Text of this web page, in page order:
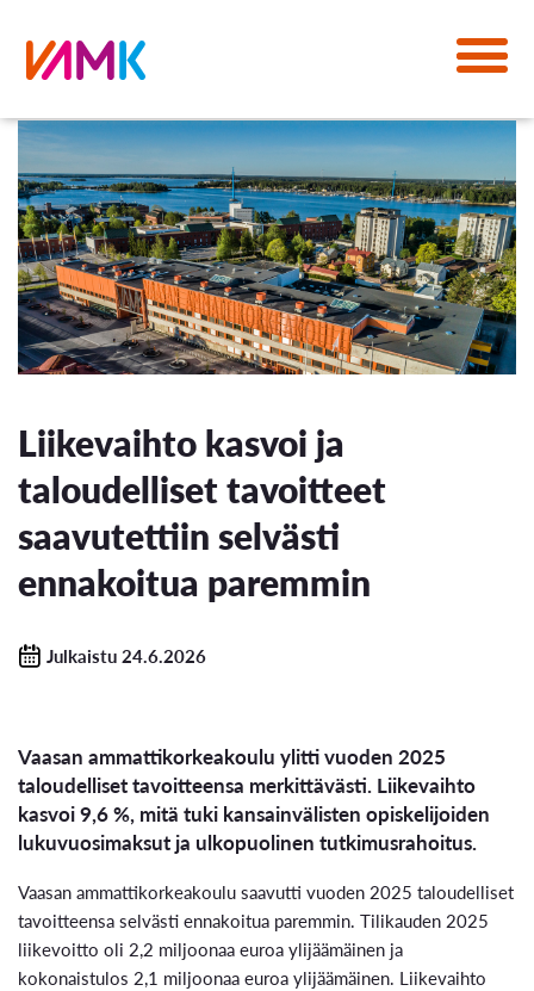
Liikevaihto kasvoi ja
taloudelliset tavoitteet
saavutettiin selvästi
ennakoitua paremmin
Julkaistu 24.6.2026
Vaasan ammattikorkeakoulu ylitti vuoden 2025
taloudelliset tavoitteensa merkittävästi. Liikevaihto
kasvoi 9,6 %, mitä tuki kansainvälisten opiskelijoiden
lukuvuosimaksut ja ulkopuolinen tutkimusrahoitus.
Vaasan ammattikorkeakoulu saavutti vuoden 2025 taloudelliset
tavoitteensa selvästi ennakoitua paremmin. Tilikauden 2025
liikevoitto oli 2,2 miljoonaa euroa ylijäämäinen ja
kokonaistulos 2,1 miljoonaa euroa ylijäämäinen. Liikevaihto